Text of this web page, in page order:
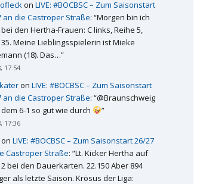
on LIVE: #BOCBSC – Zum Saisonstart
an die Castroper Straße: “Morgen bin ich
den Hertha-Frauen: C links, Reihe 5,
Meine Lieblingsspielerin ist Mieke
(18). Das…”
17:54
on LIVE: #BOCBSC – Zum Saisonstart
an die Castroper Straße: “@Braunschweig
6-1 so gut wie durch
”
17:36
on LIVE: #BOCBSC – Zum Saisonstart 26/27
Castroper Straße: “Lt. Kicker Hertha auf
bei den Dauerkarten. 22.150 Aber 894
als letzte Saison. Krösus der Liga: